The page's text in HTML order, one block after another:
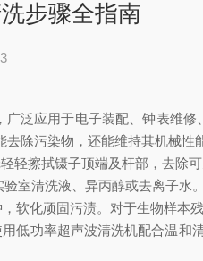
步骤全指南
应用于电子装配、钟表维修
除污染物，还能维持其机械性
擦拭镊子顶端及杆部，去除可
清洗液、异丙醇或去离子水
化顽固污渍。对于生物样本
功率超声波清洗机配合温和